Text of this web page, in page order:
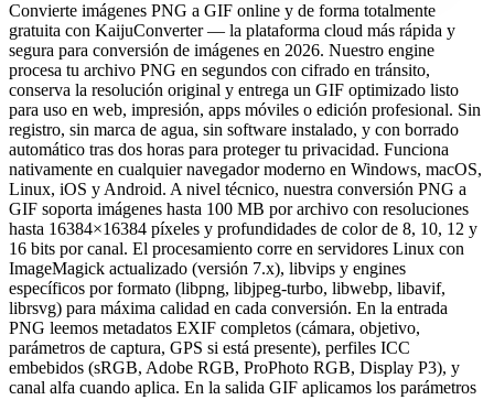
Convierte imágenes PNG a GIF online y de forma totalmente
gratuita con KaijuConverter — la plataforma cloud más rápida y
segura para conversión de imágenes en 2026. Nuestro engine
procesa tu archivo PNG en segundos con cifrado en tránsito,
conserva la resolución original y entrega un GIF optimizado listo
para uso en web, impresión, apps móviles o edición profesional. Sin
registro, sin marca de agua, sin software instalado, y con borrado
automático tras dos horas para proteger tu privacidad. Funciona
nativamente en cualquier navegador moderno en Windows, macOS,
Linux, iOS y Android. A nivel técnico, nuestra conversión PNG a
GIF soporta imágenes hasta 100 MB por archivo con resoluciones
hasta 16384×16384 píxeles y profundidades de color de 8, 10, 12 y
16 bits por canal. El procesamiento corre en servidores Linux con
ImageMagick actualizado (versión 7.x), libvips y engines
específicos por formato (libpng, libjpeg-turbo, libwebp, libavif,
librsvg) para máxima calidad en cada conversión. En la entrada
PNG leemos metadatos EXIF completos (cámara, objetivo,
parámetros de captura, GPS si está presente), perfiles ICC
embebidos (sRGB, Adobe RGB, ProPhoto RGB, Display P3), y
canal alfa cuando aplica. En la salida GIF aplicamos los parámetros